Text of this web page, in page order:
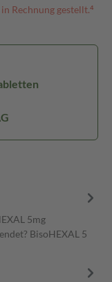
Rechnung gestellt.⁴
5mg
BisoHEXAL 5